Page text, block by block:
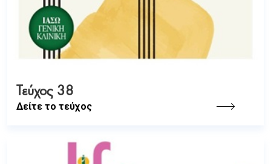
Τεύχος 38
Δείτε το τεύχος